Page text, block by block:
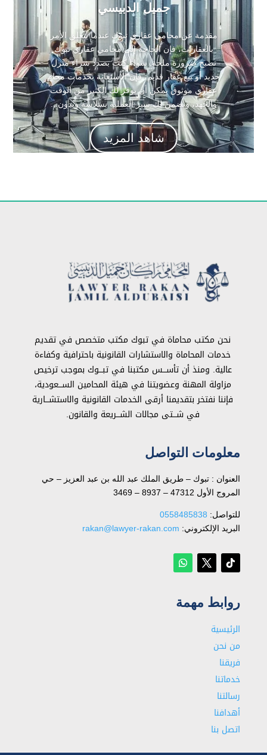
جميل الدبيسي
مقدمة عن محامي عقاري تبوك عندما يتعلق الأمر
بالعقارات، فإن الحاجة إلى محامي عقاري تبوك
تصبح ضرورة ملحة. سواء كنت بصدد شراء منزل
جديد أو بيع عقار قديم، فإن الاستعانة بخدمات محامٍ
عقاري موثوق يمكن أن يوفر لك الكثير من الوقت
والجهد، ويضمن لك سير العملية بسلاسة وبدون...
شاهد المزيد
نحن مكتب محاماة في تبوك مكتب متخصص في تقديم
خدمات المحاماة والاستشارات القانونية باحترافية وكفاءة
عالية. ومنذ أن تأســـس مكتبنا في تبـــوك بموجب ترخيص
مزاولة المهنة وعضويتنا في هيئة المحامين الســـعودية،
فإننا نفتخر بتقديمنا أرقى الخدمات القانونية والاستشـــارية
في شـــتى مجالات الشـــريعة والقانون.
معلومات التواصل
العنوان : تبوك – طريق الملك عبد الله بن عبد العزيز – حي
المروج الأول 47312 – 8937 – 3469
للتواصل: ⁦ 0558485838
البريد الإلكتروني: rakan@lawyer-rakan.com
روابط مهمة
الرئيسية
من نحن
فريقنا
خدماتنا
رسالتنا
أهدافنا
اتصل بنا